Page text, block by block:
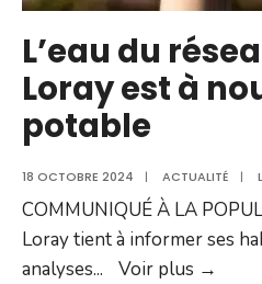
L’eau du
Loray est à
potable
18 OCTOBRE 2024 | ACTUALITÉ |
COMMUNIQUÉ À LA
Loray tient à informer ses
analyses... Voir plus →